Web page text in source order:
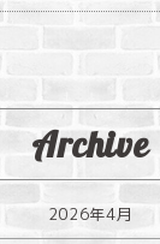
Archive
2026年4月